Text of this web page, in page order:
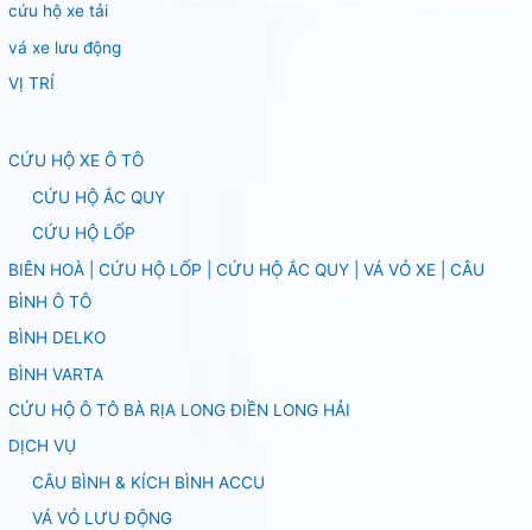
cứu hộ xe tải
vá xe lưu động
VỊ TRÍ
CỨU HỘ XE Ô TÔ
CỨU HỘ ẮC QUY
CỨU HỘ LỐP
BIÊN HOÀ | CỨU HỘ LỐP | CỨU HỘ ẮC QUY | VÁ VỎ XE | CÂU
BÌNH Ô TÔ
BÌNH DELKO
BÌNH VARTA
CỨU HỘ Ô TÔ BÀ RỊA LONG ĐIỀN LONG HẢI
DỊCH VỤ
CÂU BÌNH & KÍCH BÌNH ACCU
VÁ VỎ LƯU ĐỘNG